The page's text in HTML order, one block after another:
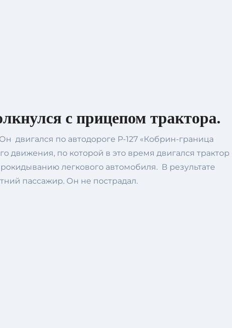
с прицепом трактора.
двигался по автодороге Р-127 «Кобрин-граница
движения, по которой в это время двигался трактор
легкового автомобиля. В результате
пассажир. Он не пострадал.